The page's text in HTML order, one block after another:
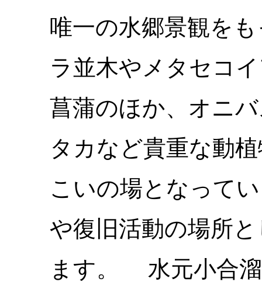
唯一の水郷景観を
ラ並木やメタセコ
菖蒲のほか、オニ
タカなど貴重な動
こいの場となって
や復旧活動の場所
ます。 水元小合溜